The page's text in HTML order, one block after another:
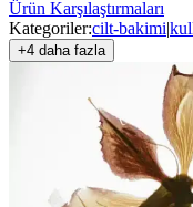
Ürün Karşılaştırmaları
Kategoriler:cilt-bakimi|
+4 daha fazla